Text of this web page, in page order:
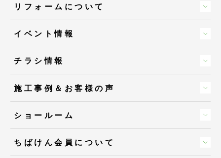
リフォームについて
イベント情報
チラシ情報
施工事例＆お客様の声
ショールーム
ちばけん会員について